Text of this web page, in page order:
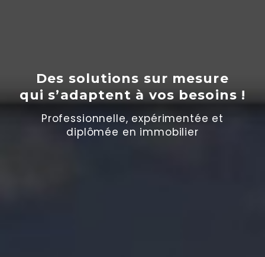
Des solutions sur mesure
qui s’adaptent à vos besoins !
Professionnelle, expérimentée et
diplômée en immobilier